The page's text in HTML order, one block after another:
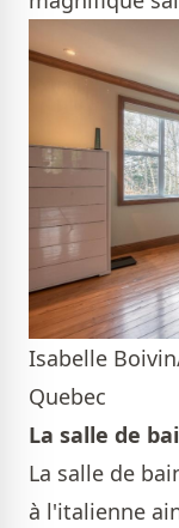
Isabelle
Quebec
La salle de
La salle de
à l'italienne